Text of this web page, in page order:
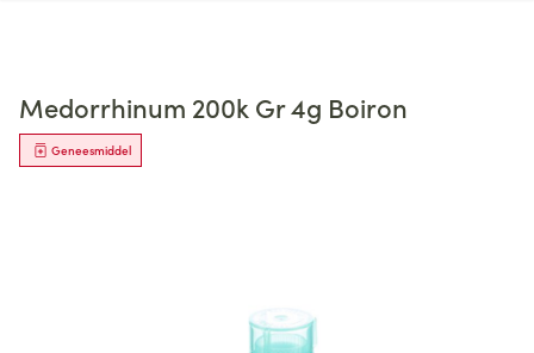
Medorrhinum 200k Gr 4g Boiron
Geneesmiddel